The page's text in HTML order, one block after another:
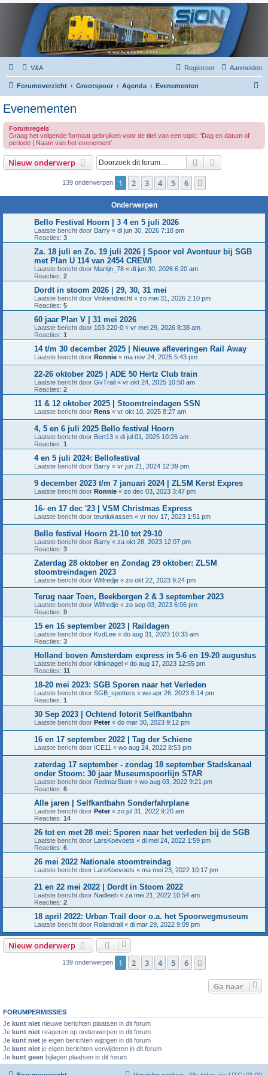
V&A Aanmelden
Registreer
Forumoverzicht Grootspoor Agenda Evenementen
Evenementen
Forumregels
Graag het volgende formaat gebruiken voor de titel van een topic: 'Dag en datum of
periode | Naam van het evenement'
Nieuw onderwerp Zoek
139 onderwerpen 1 2 3 4 5 6
Onderwerpen
Bello Festival Hoorn | 3 4 en 5 juli 2026
Laatste bericht door Barry « di jun 30, 2026 7:18 pm
Reacties: 3
Za. 18 juli en Zo. 19 juli 2026 | Spoor vol Avontuur bij SGB
met Plan U 114 van 2454 CREW!
Laatste bericht door Martijn_78 « di jun 30, 2026 6:20 am
Reacties: 2
Dordt in stoom 2026 | 29, 30, 31 mei
Laatste bericht door Vinkendrecht « zo mei 31, 2026 2:10 pm
Reacties: 5
60 jaar Plan V | 31 mei 2026
Laatste bericht door 103 220-0 « vr mei 29, 2026 8:38 am
Reacties: 1
14 t/m 30 december 2025 | Nieuwe afleveringen Rail Away
Laatste bericht door Ronnie « ma nov 24, 2025 5:43 pm
22-26 oktober 2025 | ADE 50 Hertz Club train
Laatste bericht door GvTrail « vr okt 24, 2025 10:50 am
Reacties: 2
11 & 12 oktober 2025 | Stoomtreindagen SSN
Laatste bericht door Rens « vr okt 10, 2025 8:27 am
4, 5 en 6 juli 2025 Bello festival Hoorn
Laatste bericht door Bert13 « di jul 01, 2025 10:26 am
Reacties: 1
4 en 5 juli 2024: Bellofestival
Laatste bericht door Barry « vr jun 21, 2024 12:39 pm
9 december 2023 t/m 7 januari 2024 | ZLSM Kerst Expres
Laatste bericht door Ronnie « zo dec 03, 2023 3:47 pm
16- en 17 dec '23 | VSM Christmas Express
Laatste bericht door teunlukassen « vr nov 17, 2023 1:51 pm
Bello festival Hoorn 21-10 tot 29-10
Laatste bericht door Barry « za okt 28, 2023 12:07 pm
Reacties: 3
Zaterdag 28 oktober en Zondag 29 oktober: ZLSM
stoomtreindagen 2023
Laatste bericht door Wilfredje « zo okt 22, 2023 9:24 pm
Terug naar Toen, Beekbergen 2 & 3 september 2023
Laatste bericht door Wilfredje « zo sep 03, 2023 6:06 pm
Reacties: 9
15 en 16 september 2023 | Raildagen
Laatste bericht door KvdLee « do aug 31, 2023 10:33 am
Reacties: 3
Holland boven Amsterdam express in 5-6 en 19-20 augustus
Laatste bericht door klinknagel « do aug 17, 2023 12:55 pm
Reacties: 11
18-20 mei 2023: SGB Sporen naar het Verleden
Laatste bericht door SGB_spotters « wo apr 26, 2023 6:14 pm
Reacties: 1
30 Sep 2023 | Ochtend fotorit Selfkantbahn
Laatste bericht door Peter « do mar 30, 2023 9:12 pm
16 en 17 september 2022 | Tag der Schiene
Laatste bericht door ICE11 « wo aug 24, 2022 8:53 pm
zaterdag 17 september - zondag 18 september Stadskanaal
onder Stoom: 30 jaar Museumspoorlijn STAR
Laatste bericht door RedmarStam « wo aug 03, 2022 9:21 pm
Reacties: 6
Alle jaren | Selfkantbahn Sonderfahrplane
Laatste bericht door Peter« zo jul 31, 2022 9:20 am
Reacties: 14
26 tot en met 28 mei: Sporen naar het verleden bij de SGB
Laatste bericht door LarsKoevoets « di mei 24, 2022 1:59 pm
Reacties: 6
26 mei 2022 Nationale stoomtreindag
Laatste bericht door LarsKoevoets « ma mei 23, 2022 10:17 pm
21 en 22 mei 2022 | Dordt in Stoom 2022
Laatste bericht door Nadleeh « za mei 21, 2022 10:54 am
Reacties: 2
18 april 2022: Urban Trail door o.a. het Spoorwegmuseum
Laatste bericht door Rolandrail « di mar 29, 2022 9:09 pm
Nieuw onderwerp
139 onderwerpen 1 2 3 4 5 6
Ga naar
FORUMPERMISSIES
Je kunt niet nieuwe berichten plaatsen in dit forum
Je kunt niet reageren op onderwerpen in dit forum
Je kunt niet je eigen berichten wijzigen in dit forum
Je kunt niet je eigen berichten verwijderen in dit forum
Je kunt geen bijlagen plaatsen in dit forum